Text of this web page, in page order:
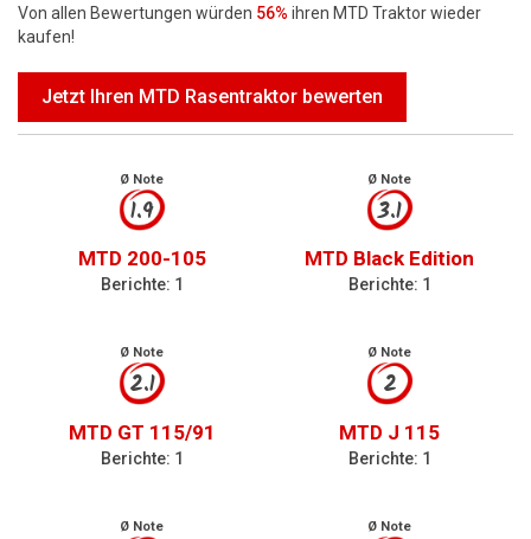
Von allen Bewertungen würden 56% ihren MTD Traktor wieder
kaufen!
Jetzt Ihren MTD Rasentraktor bewerten
Ø Note
1.9
MTD 200-105
Berichte: 1
Ø Note
3.1
MTD Black Edition
Berichte: 1
Ø Note
2.1
MTD GT 115/91
Berichte: 1
Ø Note
2
MTD J 115
Berichte: 1
Ø Note Ø Note